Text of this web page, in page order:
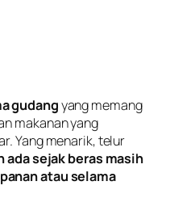
gudangyang memang
makanan yang
Yang menarik, telur
ada sejak beras masih
atau selama